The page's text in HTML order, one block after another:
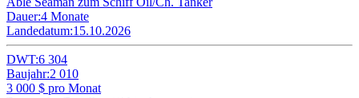
Dauer:4 Monate
Landedatum:15.10.2026
DWT:6 304
Baujahr:2 010
3 000 $ pro Monat